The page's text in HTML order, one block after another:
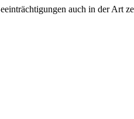
auch in der Art